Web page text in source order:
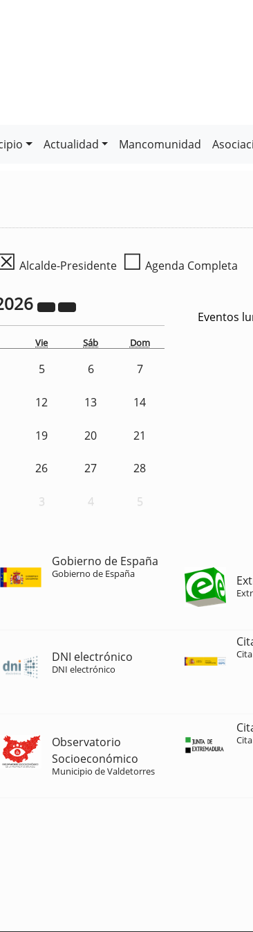
Actualidad Mancomunidad
Alcalde-Presidente ☐ Agenda Completa
Vie Sáb Dom
5 6 7
12 13 14
19 20 21
26 27 28
3 4 5
Eventos
Gobierno de España
Gobierno de España
DNI electrónico
DNI electrónico
Observatorio
Socioeconómico
Municipio de Valdetorres